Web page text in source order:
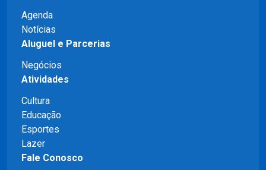
Agenda
Notícias
Aluguel e Parcerias
Negócios
Atividades
Cultura
Educação
Esportes
Lazer
Fale Conosco